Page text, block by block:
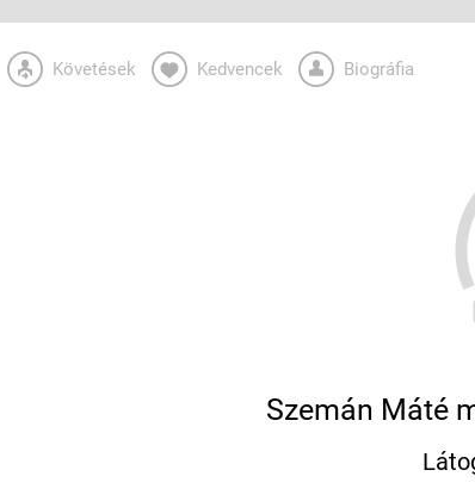
Követések Kedvencek Biográfia
Szemán Máté